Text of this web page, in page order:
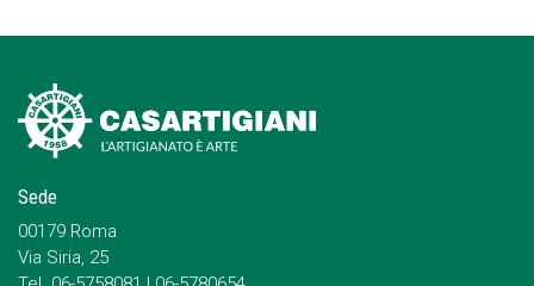
Sede
00179 Roma
Via Siria, 25